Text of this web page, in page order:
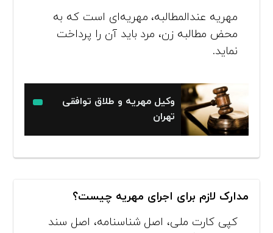
مهریه عندالمطالبه، مهریه‌ای است که به
محض مطالبه زن، مرد باید آن را پرداخت
نماید.
وکیل مهریه و طلاق توافقی
تهران
مدارک لازم برای اجرای مهریه چیست؟
کپی کارت ملی، اصل شناسنامه، اصل سند